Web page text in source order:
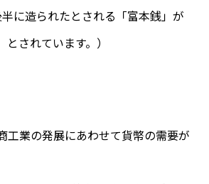
半に造られたとされる「富本銭」が
されています。）
工業の発展にあわせて貨幣の需要が